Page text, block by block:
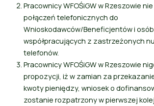
Pracownicy WFOŚiGW w Rzeszowie
połączeń telefonicznych do
Wnioskodawców/Beneficjentów i osób
współpracujących z zastrzeżonych
telefonów.
Pracownicy WFOŚiGW w Rzeszowie
propozycji, iż w zamian za
kwoty pieniędzy, wniosek o
zostanie rozpatrzony w pierwszej